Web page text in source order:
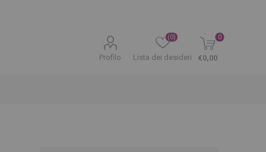
Profilo Lista dei desideri
(0) 0
€0,00